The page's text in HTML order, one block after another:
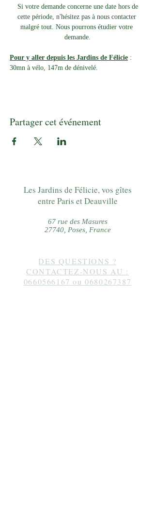
Si votre demande concerne une date hors de
cette période, n'hésitez pas à nous contacter
malgré tout. Nous pourrons étudier votre
demande.
Pour y aller depuis les Jardins de Félicie :
30mn à vélo, 147m de dénivelé.
Partager cet événement
Les Jardins de Félicie, vos gîtes
entre Paris et Deauville
67 rue des Masures
27740, Poses, France
DES QUESTIONS ?
CONTACTEZ-NOUS AU :
0660566167 ou0680267387